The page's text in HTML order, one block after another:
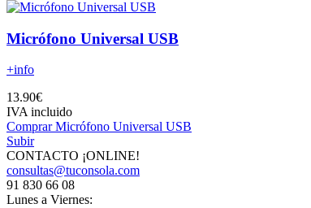
Micrófono Universal USB
+info
13.90€
IVA incluido
Comprar Micrófono Universal USB
Subir
CONTACTO ¡ONLINE!
consultas@tuconsola.com
91 830 66 08
Lunes a Viernes: